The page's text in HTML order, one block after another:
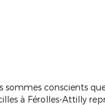
sommes conscients
à Férolles-Attilly